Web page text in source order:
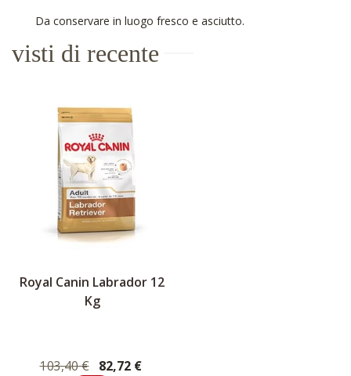
Da conservare in luogo fresco e asciutto.
visti di recente
Royal Canin Labrador 12
Kg
103,40 €
82,72 €